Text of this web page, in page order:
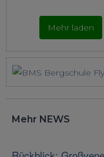
Mehr laden
Mehr NEWS